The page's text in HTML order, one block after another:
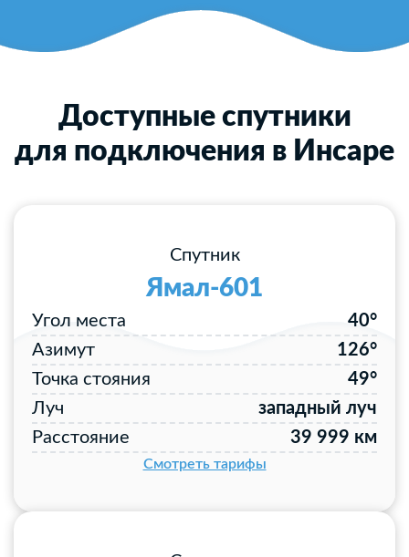
Доступные спутники
для подключения в Инсаре
Спутник
Ямал-601
Угол места
40°
Азимут
126°
Точка стояния
49°
Луч
западный луч
Расстояние
39 999 км
Смотреть тарифы